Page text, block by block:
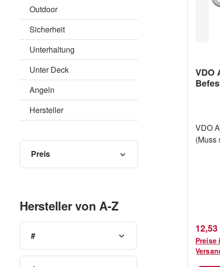
Outdoor
Sicherheit
Unterhaltung
Unter Deck
Angeln
Hersteller
Preis
Hersteller von A-Z
#
VDO
VDO
(Muss
12,53
Preise